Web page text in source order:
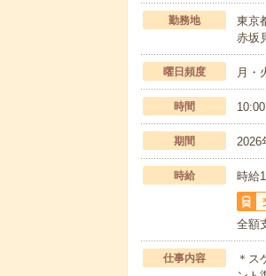
勤務地
東京
赤坂
曜日頻度 月・
時間
期間 2026
時給 時給
全額
仕事内容
＊ス